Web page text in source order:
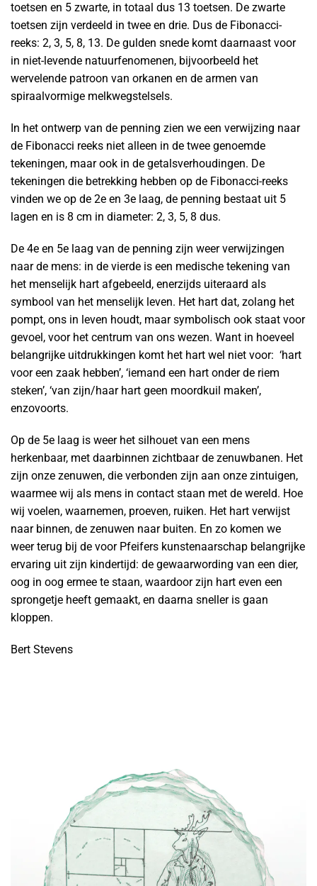
toetsen en 5 zwarte, in totaal dus 13 toetsen. De zwarte
toetsen zijn verdeeld in twee en drie. Dus de Fibonacci-
reeks: 2, 3, 5, 8, 13. De gulden snede komt daarnaast voor
in niet-levende natuurfenomenen, bijvoorbeeld het
wervelende patroon van orkanen en de armen van
spiraalvormige melkwegstelsels.
In het ontwerp van de penning zien we een verwijzing naar
de Fibonacci reeks niet alleen in de twee genoemde
tekeningen, maar ook in de getalsverhoudingen. De
tekeningen die betrekking hebben op de Fibonacci-reeks
vinden we op de 2e en 3e laag, de penning bestaat uit 5
lagen en is 8 cm in diameter: 2, 3, 5, 8 dus.
De 4e en 5e laag van de penning zijn weer verwijzingen
naar de mens: in de vierde is een medische tekening van
het menselijk hart afgebeeld, enerzijds uiteraard als
symbool van het menselijk leven. Het hart dat, zolang het
pompt, ons in leven houdt, maar symbolisch ook staat voor
gevoel, voor het centrum van ons wezen. Want in hoeveel
belangrijke uitdrukkingen komt het hart wel niet voor: ‘hart
voor een zaak hebben’, ‘iemand een hart onder de riem
steken’, ‘van zijn/haar hart geen moordkuil maken’,
enzovoorts.
Op de 5e laag is weer het silhouet van een mens
herkenbaar, met daarbinnen zichtbaar de zenuwbanen. Het
zijn onze zenuwen, die verbonden zijn aan onze zintuigen,
waarmee wij als mens in contact staan met de wereld. Hoe
wij voelen, waarnemen, proeven, ruiken. Het hart verwijst
naar binnen, de zenuwen naar buiten. En zo komen we
weer terug bij de voor Pfeifers kunstenaarschap belangrijke
ervaring uit zijn kindertijd: de gewaarwording van een dier,
oog in oog ermee te staan, waardoor zijn hart even een
sprongetje heeft gemaakt, en daarna sneller is gaan
kloppen.
Bert Stevens